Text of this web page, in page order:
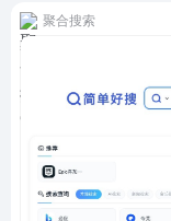
聚合搜索